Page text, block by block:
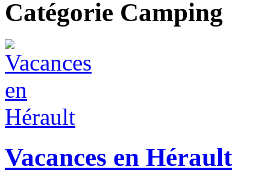
Catégorie Camping
Vacances en Hérault